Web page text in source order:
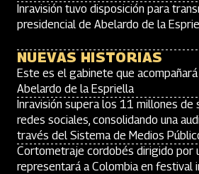
Inravisión tuvo disposición para
presidencial de Abelardo de la
NUEVAS HISTORIAS
Este es el gabinete que
Abelardo de la Espriella
Inravisión supera los 11 millones de
redes sociales, consolidando una
través del Sistema de Medios
Cortometraje cordobés dirigido por
representará a Colombia en festival